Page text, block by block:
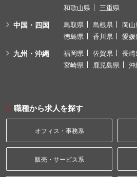
和歌山県
三重県
中国・四国 鳥取県 島根県 岡山
徳島県
香川県 愛媛
九州・沖縄 福岡県 佐賀県 長崎
宮崎県
鹿児島県 沖
職種から求人を探す
オフィス・事務系
販売・サービス系